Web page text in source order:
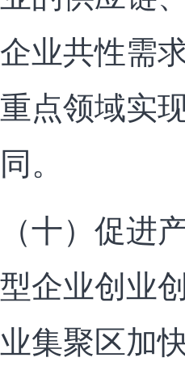
企业共性需
重点领域实
同。
（十）促进
型企业创业
业集聚区加